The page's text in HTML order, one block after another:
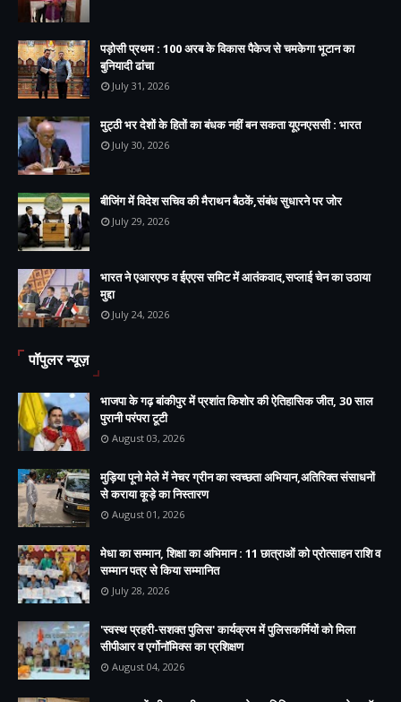
पड़ोसी प्रथम : 100 अरब के विकास पैकेज से चमकेगा भूटान का
बुनियादी ढांचा
July 31, 2026
मुट्ठी भर देशों के हितों का बंधक नहीं बन सकता यूएनएससी : भारत
July 30, 2026
बीजिंग में विदेश सचिव की मैराथन बैठकें,संबंध सुधारने पर जोर
July 29, 2026
भारत ने एआरएफ व ईएएस समिट में आतंकवाद,सप्लाई चेन का उठाया
मुद्दा
July 24, 2026
पॉपुलर न्यूज़
भाजपा के गढ़ बांकीपुर में प्रशांत किशोर की ऐतिहासिक जीत, 30 साल
पुरानी परंपरा टूटी
August 03, 2026
मुड़िया पूनो मेले में नेचर ग्रीन का स्वच्छता अभियान,अतिरिक्त संसाधनों
से कराया कूड़े का निस्तारण
August 01, 2026
मेधा का सम्मान, शिक्षा का अभिमान : 11 छात्राओं को प्रोत्साहन राशि व
सम्मान पत्र से किया सम्मानित
July 28, 2026
'स्वस्थ प्रहरी-सशक्त पुलिस' कार्यक्रम में पुलिसकर्मियों को मिला
सीपीआर व एर्गोनॉमिक्स का प्रशिक्षण
August 04, 2026